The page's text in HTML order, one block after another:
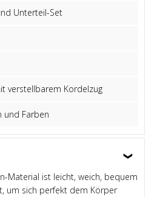
Unterteil-Set
verstellbarem Kordelzug
und Farben
Material ist leicht, weich, bequem
um sich perfekt dem Körper